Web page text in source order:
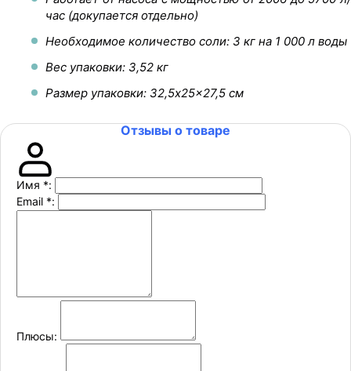
час (докупается отдельно)
Необходимое количество соли: 3 кг на 1 000 л воды
Вес упаковки: 3,52 кг
Размер упаковки: 32,5x25x27,5 см
Отзывы о товаре
Имя *:
Email *:
Плюсы: